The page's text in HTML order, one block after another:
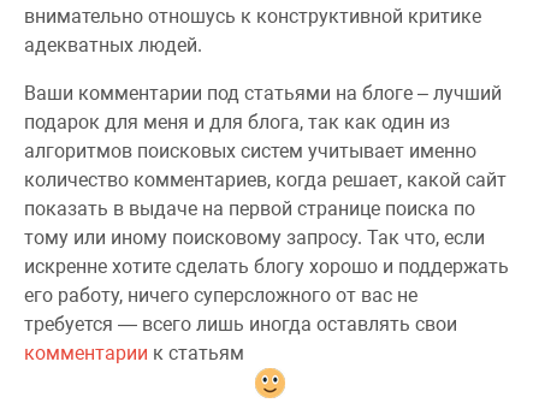
внимательно отношусь к конструктивной критике
адекватных людей.
Ваши комментарии под статьями на блоге – лучший
подарок для меня и для блога, так как один из
алгоритмов поисковых систем учитывает именно
количество комментариев, когда решает, какой сайт
показать в выдаче на первой странице поиска по
тому или иному поисковому запросу. Так что, если
искренне хотите сделать блогу хорошо и поддержать
его работу, ничего суперсложного от вас не
требуется — всего лишь иногда оставлять свои
комментарии к статьям